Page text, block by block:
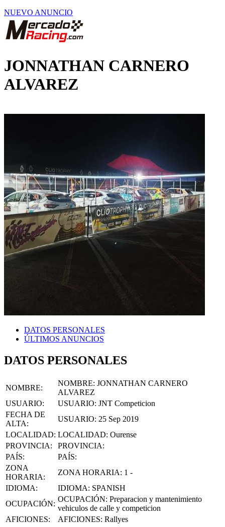
NUEVO ANUNCIO
JONNATHAN CARNERO
ALVAREZ
DATOS PERSONALES
ÚLTIMOS ANUNCIOS
DATOS PERSONALES
NOMBRE:
NOMBRE: JONNATHAN CARNERO
ALVAREZ
USUARIO: USUARIO: JNT Competicion
FECHA DE
ALTA:
USUARIO: 25 Sep 2019
LOCALIDAD: LOCALIDAD: Ourense
PROVINCIA:
PROVINCIA:
PAÍS:
PAÍS:
ZONA
HORARIA:
ZONA HORARIA: 1 -
IDIOMA: IDIOMA: SPANISH
OCUPACIÓN:
OCUPACIÓN: Preparacion y mantenimiento
vehiculos de calle y competicion
AFICIONES: AFICIONES: Rallyes